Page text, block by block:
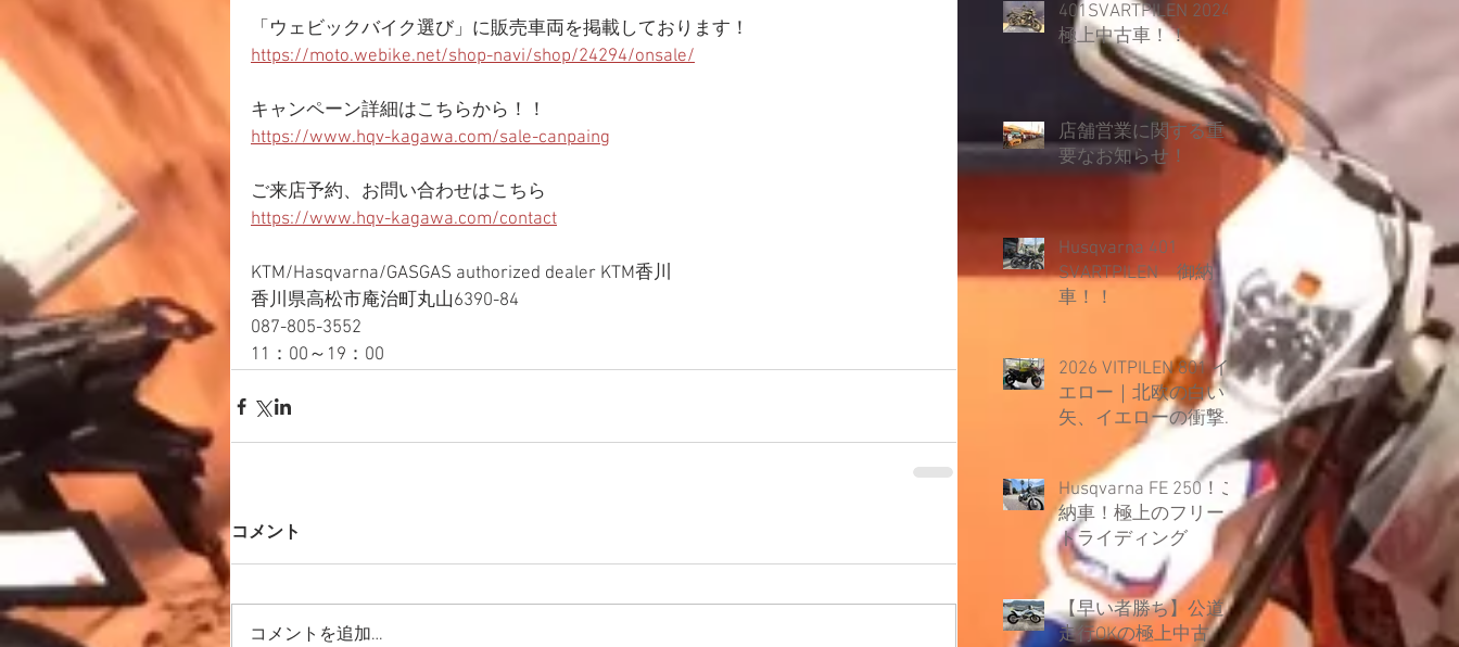
「ウェビックバイク選び」に販売車両を掲載しております！
https://moto.webike.net/shop-navi/shop/24294/onsale/
キャンペーン詳細はこちらから！！
https://www.hqv-kagawa.com/sale-canpaing
ご来店予約、お問い合わせはこちら
https://www.hqv-kagawa.com/contact
KTM/Hasqvarna/GASGAS authorized dealer KTM香川
香川県高松市庵治町丸山6390-84
087-805-3552
11：00～19：00
コメント
コメントを追加…
401SVARTPILEN 2024
極上中古車！！
店舗営業に関する重
要なお知らせ！
Husqvarna 401
SVARTPILEN 御納
車！！
2026 VITPILEN 801 イ
エロー｜北欧の白い
矢、イエローの衝撃
とともに覚醒。
Husqvarna FE 250！ご
納車！極上のフリー
トライディング
【早い者勝ち】公道
走行OKの極上中古